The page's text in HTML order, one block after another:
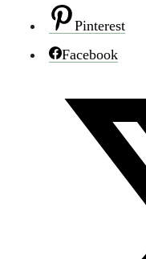
Pinterest
Facebook